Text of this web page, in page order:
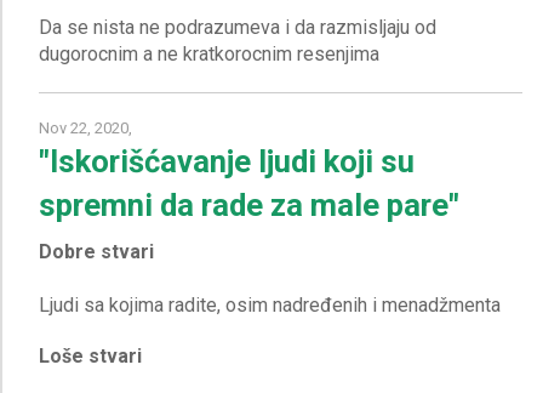
Da se nista ne podrazumeva i da razmisljaju od
Nov 22, 2020,
"Iskorišćavanje ljudi koji su
spremni da rade za male pare"
Dobre stvari
Loše stvari